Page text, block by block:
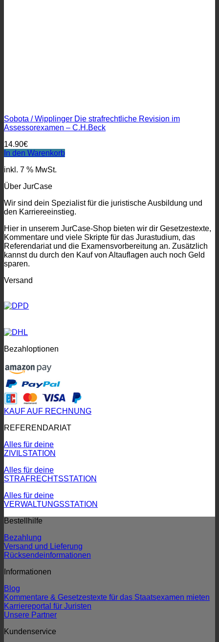
Sobota / Wipplinger Die strafrechtliche Revision im
Assessorexamen – C.H.Beck
14.90€
In den Warenkorb
inkl. 7 % MwSt.
Über JurCase
Wir sind dein Spezialist für die juristische Ausbildung und
den Karriereeinstieg.
Hier in unserem JurCase-Shop bieten wir dir Gesetzestexte,
Kommentare und viele Skripte für das Jurastudium, das
Referendariat und die Examensvorbereitung an. Zusätzlich
kannst du durch den Kauf von Altauflagen auch noch Geld
sparen.
Versand
Bezahloptionen
KAUF AUF RECHNUNG
REFERENDARIAT
Alles für deine
ZIVILSTATION
Alles für deine
STRAFRECHTSSTATION
Alles für deine
VERWALTUNGSSTATION
Bestellhilfe
Bezahlung
Versand und Lieferung
Rücksendeinformationen
Informationen
Blog
Kommentare & Gesetzestexte für das Staatsexamen mieten
Karriereportal für Juristen
Unsere Partner
Kundenservice